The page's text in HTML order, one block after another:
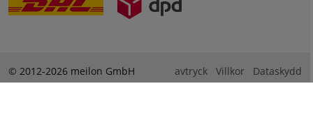
© 2012-2026 meilon GmbH avtryck Villkor Dataskydd